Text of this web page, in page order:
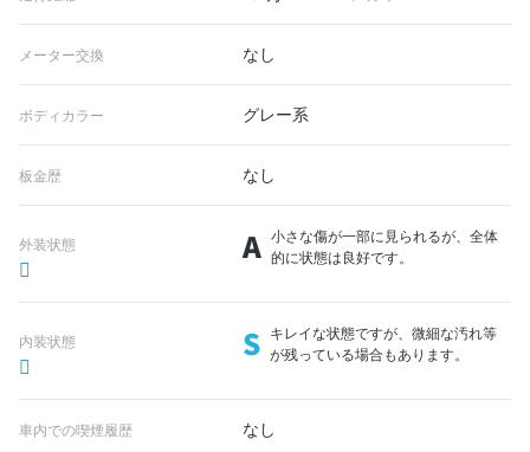
メーター交換 なし
ボディカラー グレー系
板金歴 なし
外装状態 A 小さな傷が一部に見られるが、全体
的に状態は良好です。
内装状態 S キレイな状態ですが、微細な汚れ等
が残っている場合もあります。
車内での喫煙履歴 なし